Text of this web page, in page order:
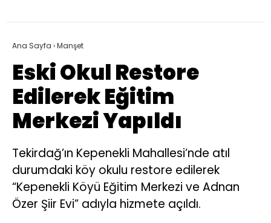
Ana Sayfa ›Manşet
Eski Okul Restore
Edilerek Eğitim
Merkezi Yapıldı
Tekirdağ’ın Kepenekli Mahallesi’nde atıl
durumdaki köy okulu restore edilerek
“Kepenekli Köyü Eğitim Merkezi ve Adnan
Özer Şiir Evi” adıyla hizmete açıldı.